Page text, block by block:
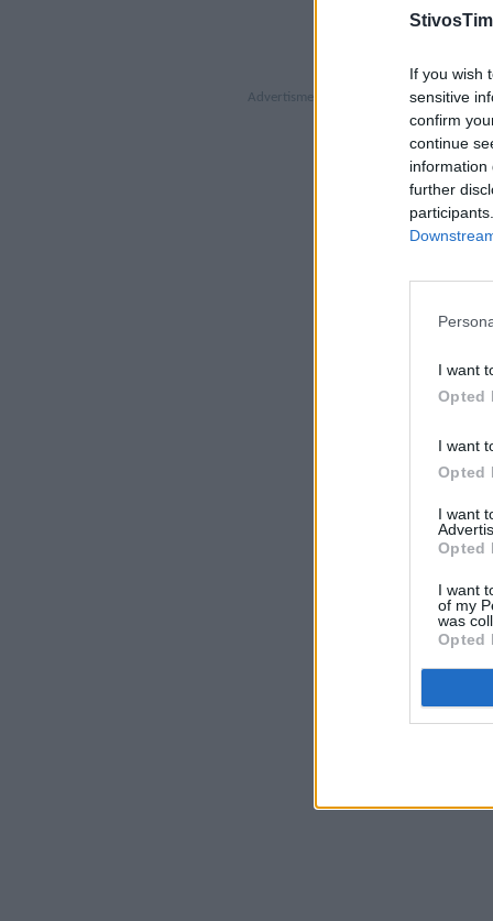
If you wish
sensitive
confirm
continue
information
further
I want
Opted
I want
Opted
I want
Opted
I want
of my
was
Opted